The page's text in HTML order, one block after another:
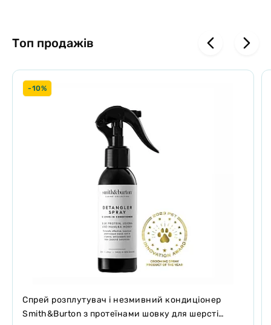
Топ продажів
-10%
Спрей розплутувач і незмивний кондиціонер
Smith&Burton з протеїнами шовку для шерсті